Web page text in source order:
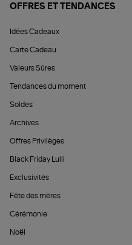
OFFRES ET TENDANCES
Idées Cadeaux
Carte Cadeau
Valeurs Sûres
Tendances du moment
Soldes
Archives
Offres Privilèges
Black Friday Lulli
Exclusivités
Fête des mères
Cérémonie
Noël